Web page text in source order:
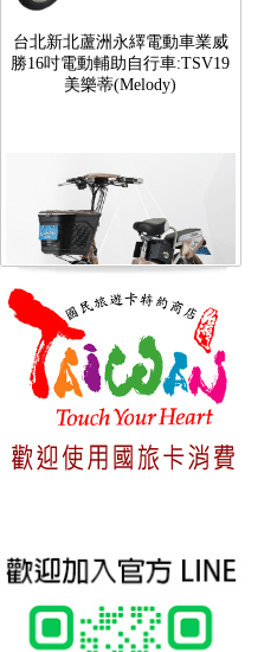
勝16吋電動輔助自行車:TSV19
美樂蒂(Melody)
台北新北蘆洲永繹電動車可愛
馬18吋電動輔助自行車 CHT-
027